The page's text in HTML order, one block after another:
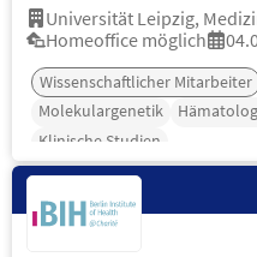
Universität Leipzig,
Homeoffice möglich
Wissenschaftlicher Mitarbeiter
Molekulargenetik
Klinische Studien